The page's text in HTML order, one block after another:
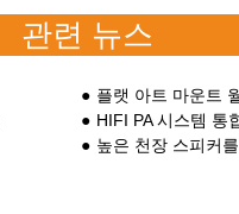
관련 뉴스
플랫 아트 마운트
HIFI PA 시스템 통
높은 천장 스피커